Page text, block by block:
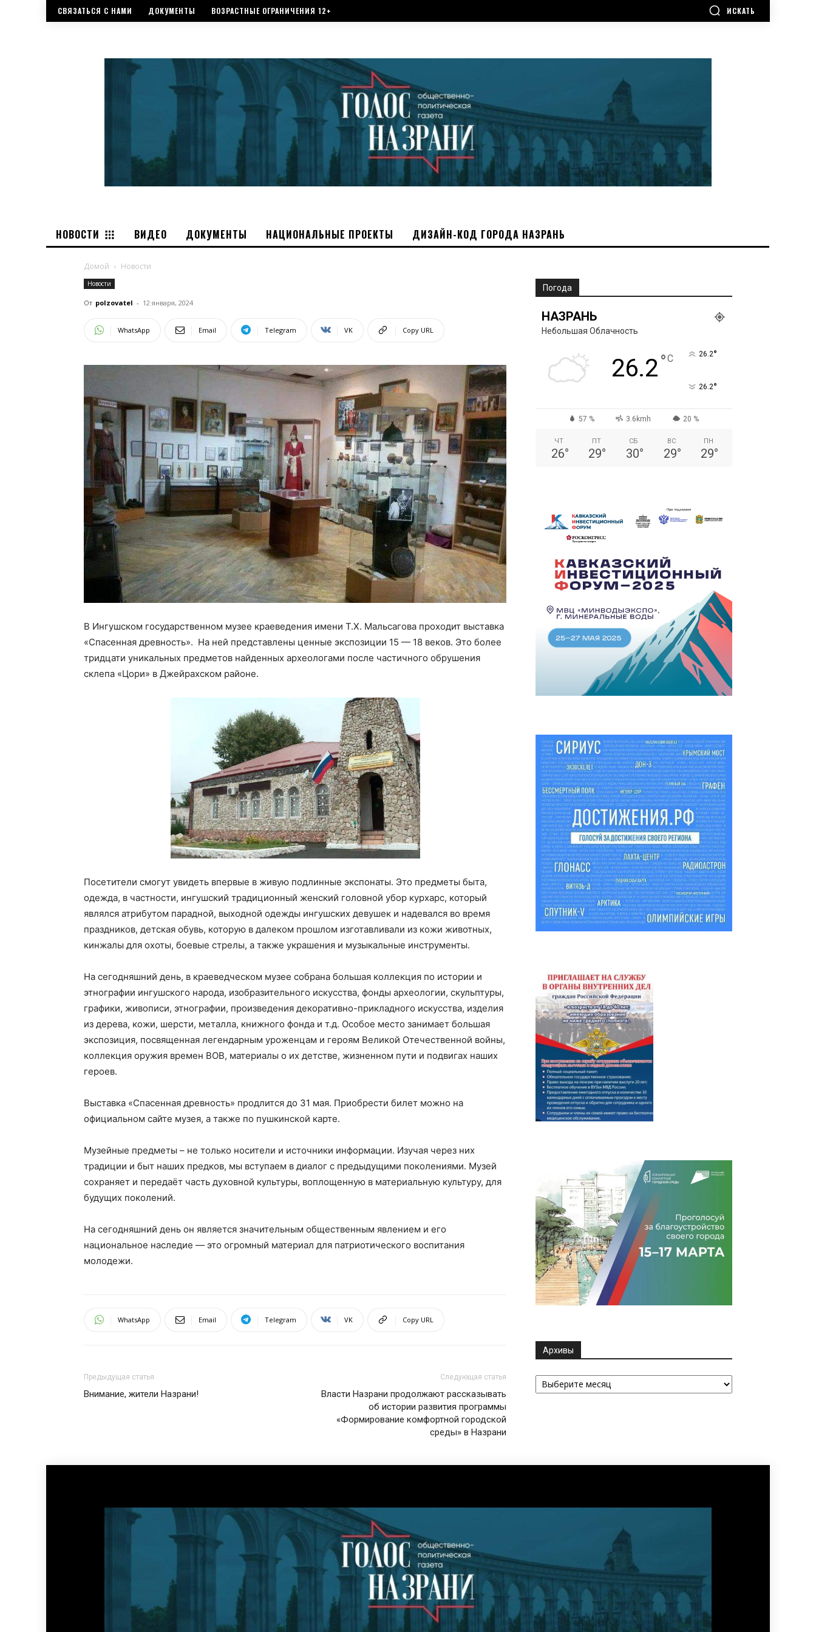
СВЯЗАТЬСЯ С НАМИ ДОКУМЕНТЫ ВОЗРАСТНЫЕ ОГРАНИЧЕНИЯ 12+ ИСКАТЬ
НОВОСТИ ВИДЕО ДОКУМЕНТЫ НАЦИОНАЛЬНЫЕ ПРОЕКТЫ ДИЗАЙН-КОД ГОРОДА НАЗРАНЬ
Домой Новости
Новости
От polzovatel - 12 января, 2024
WhatsApp Email Telegram VK Copy URL
В Ингушском государственном музее краеведения имени Т.Х. Мальсагова проходит выставка
«Спасенная древность». ​ На ней представлены ценные экспозиции 15 — 18 веков. Это более
тридцати уникальных предметов найденных археологами после частичного обрушения
склепа «Цори» в Джейрахском районе.
Посетители смогут увидеть впервые в живую подлинные экспонаты. Это предметы быта,
одежда, в частности, ингушский традиционный женский головной убор курхарс, который
являлся атрибутом парадной, выходной одежды ингушских девушек и надевался во время
праздников, детская обувь, которую в далеком прошлом изготавливали из кожи животных,
кинжалы для охоты, боевые стрелы, а также украшения и музыкальные инструменты.
На сегодняшний день, в краеведческом музее собрана большая коллекция по истории и
этнографии ингушского народа, изобразительного искусства, фонды археологии, скульптуры,
графики, живописи, этнографии, произведения декоративно-прикладного искусства, изделия
из дерева, кожи, шерсти, металла, книжного фонда и т.д.​ Особое место занимает большая
экспозиция, посвященная легендарным уроженцам и героям Великой Отечественной войны,
коллекция оружия времен ВОВ, материалы о их детстве, жизненном пути и подвигах наших
героев.
Выставка «Спасенная древность» продлится до 31 мая. Приобрести билет можно на
официальном сайте музея, а также по пушкинской карте.​ ​ ​
Музейные предметы – не только носители и источники информации. Изучая через них
традиции и быт наших предков, мы вступаем в диалог с предыдущими поколениями. Музей
сохраняет и передаёт часть духовной культуры, воплощенную в материальную культуру, для
будущих поколений.
На сегодняшний день он является значительным общественным явлением и его
национальное наследие — это огромный материал для патриотического воспитания
молодежи.
WhatsApp Email Telegram VK Copy URL
Предыдущая статья
Внимание, жители Назрани!
Следующая статья
Власти Назрани продолжают рассказывать
об истории развития программы
«Формирование комфортной городской
среды» в Назрани
Погода
НАЗРАНЬ
Небольшая Облачность
26.2°C 26.2°
26.2°
57 % 3.6kmh 20 %
ЧТ
26°
ПТ
29°
СБ
30°
ВС
29°
ПН
29°
Архивы
Архивы